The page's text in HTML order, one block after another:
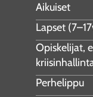
Aikuiset
Lapset
Opiskelijat,
Perhelippu